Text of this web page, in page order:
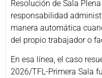
Resolución de Sala
responsabilidad
manera automática
del propio trabajador o
En esa línea, el caso
2026/TFL-Primera Sala